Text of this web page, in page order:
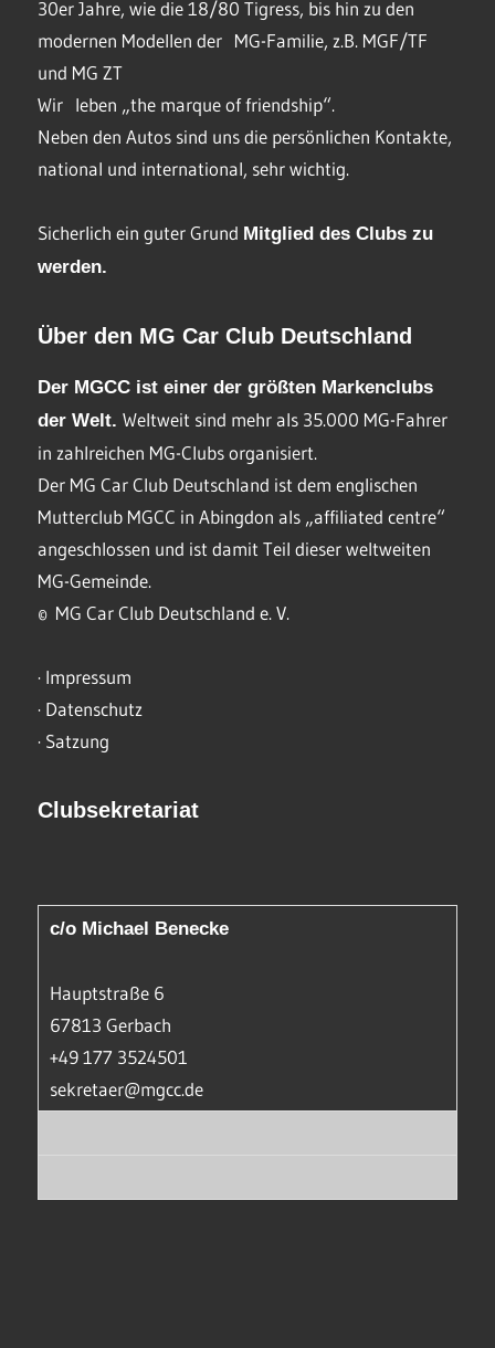
30er Jahre, wie die 18/80 Tigress, bis hin zu den
modernen Modellen der MG-Familie, z.B. MGF/TF
und MG ZT
Wir leben „the marque of friendship“.
Neben den Autos sind uns die persönlichen Kontakte,
national und international, sehr wichtig.
Sicherlich ein guter Grund Mitglied des Clubs zu
werden.
Über den MG Car Club Deutschland
Der MGCC ist einer der größten Markenclubs
der Welt. Weltweit sind mehr als 35.000 MG-Fahrer
in zahlreichen MG-Clubs organisiert.
Der MG Car Club Deutschland ist dem englischen
Mutterclub MGCC in Abingdon als „affiliated centre“
angeschlossen und ist damit Teil dieser weltweiten
MG-Gemeinde.
© MG Car Club Deutschland e. V.
· Impressum
· Datenschutz
· Satzung
Clubsekretariat
c/o Michael Benecke
Hauptstraße 6
67813 Gerbach
+49 177 3524501
sekretaer@mgcc.de